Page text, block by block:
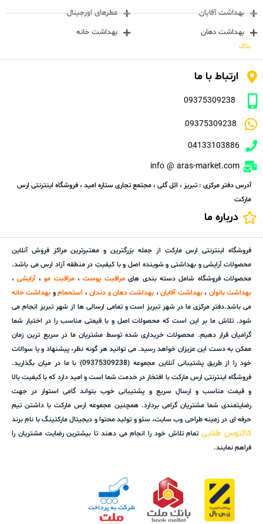
بهداشت آقایان
بهداشت دهان
عطرهای اورجینال
بهداشت خانه
بلاگ
ارتباط با ما
09375309238
09375309238
04133103886
info @ aras-market.com
آدرس دفتر مرکزی : تبریز ، ائل گلی ، مجتمع تجاری ستاره امید ، فروشگاه اینترنتی ارس
مارکت
درباره ما
فروشگاه اینترنتی ارس مارکت از جمله بزرگترین و معتبرترین مراکز فروش آنلاین
محصولات آرایشی و بهداشتی و شوینده اصل و با کیفیتِ در منطقه آزاد ارس می باشد.
محصولات فروشگاه شامل دسته بندی هایمراقبت پوست،مراقبت مو،آرایشی،
بهداشت بانوان ،بهداشت آقایان، بهداشت دهان و دندان، استحمامو بهداشت خانه
می باشد.دفتر مرکزی ما در شهر تبریز است و تمامی ارسالی ها از شهر تبریز انجام می
شود. تلاش ما بر این است که محصولات اصل و با قیمتی مناسب را در اختیار شما
گرامیان قرار دهیم. محصولات خریداری شده توسط مشتریان ما در سریع ترین زمان
ممکن به دست این عزیزان خواهد رسید. می توانید هر گونه نظر، پیشنهاد و یا سوالات
خود را از طریق پشتیبانی آنلاین مجموعه (09375309238) با ما در میان بگذارید.
فروشگاه اینترنتی ارس مارکت با افتخار در خدمت شما است و امید دارد که با کیفیت بالا
و قیمت مناسب و ارسال سریع و پشتیبانی خوب بتواند گامی استوار در جهت
رضایتمندی شما مشتریان گرامی بردارد. همچنین مجموعه ارس مارکت با داشتن تیم
حرفه ای در زمینه طراحی وب سایت، سئو و تولید محتوا و دیجیتال مارکتینگ با نام برند
کاکتوس طلاییتمام تلاش خود را انجام می دهند تا بیشترین رضایت مشتریان را
فراهم نمایند.